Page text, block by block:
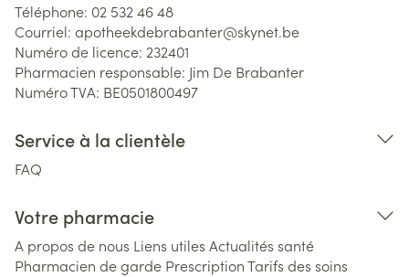
Téléphone: 02 532 46 48
Courriel: apotheekdebrabanter@skynet.be
Numéro de licence: 232401
Pharmacien responsable: Jim De Brabanter
Numéro TVA: BE0501800497
Service à la clientèle
FAQ
Votre pharmacie
A propos de nous Liens utiles Actualités santé
Pharmacien de garde PrescriptionTarifs des soins